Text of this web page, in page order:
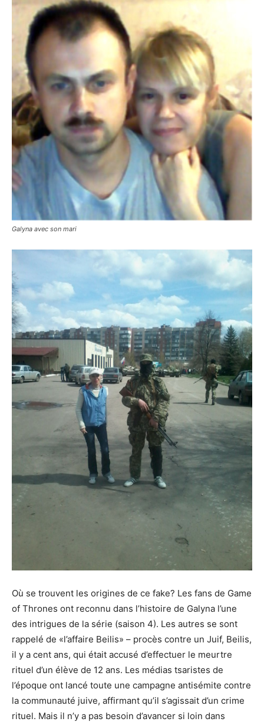
Galyna avec son mari
Où se trouvent les origines de ce fake? Les fans de Game
of Thrones ont reconnu dans l’histoire de Galyna l’une
des intrigues de la série (saison 4). Les autres se sont
rappelé de «l’affaire Beilis» – procès contre un Juif, Beilis,
il y a cent ans, qui était accusé d’effectuer le meurtre
rituel d’un élève de 12 ans. Les médias tsaristes de
l’époque ont lancé toute une campagne antisémite contre
la communauté juive, affirmant qu’il s’agissait d’un crime
rituel. Mais il n’y a pas besoin d’avancer si loin dans